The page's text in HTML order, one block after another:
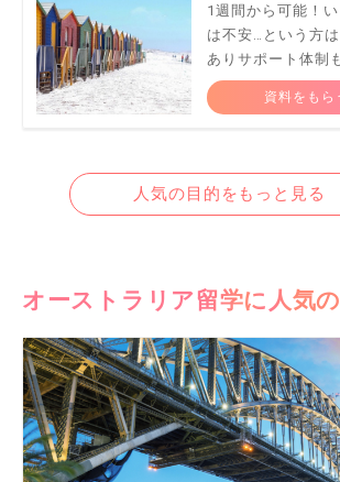
1週間から可能！
は不安…という方
ありサポート体制
ストラリアで短期
資料をもら
人気の目的をもっと見る
オーストラリア留学に人気